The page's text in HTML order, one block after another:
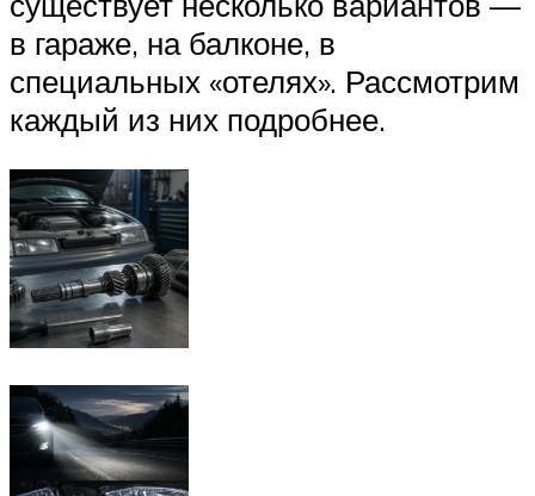
в гараже, на балконе, в
специальных «отелях». Рассмотрим
каждый из них подробнее.